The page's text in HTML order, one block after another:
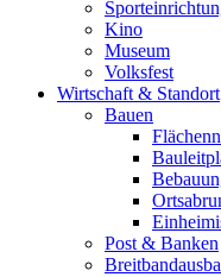
Kino
Museum
Volksfest
Wirtschaft & Standort
Bauen
Post & Banken